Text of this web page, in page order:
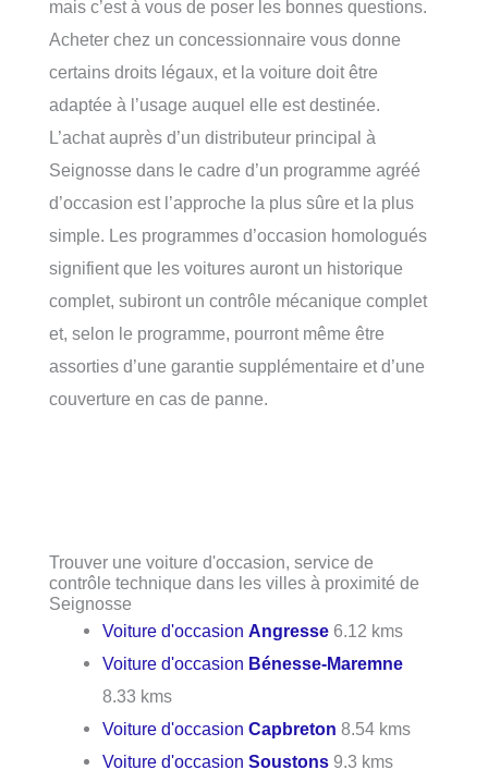
mais c’est à vous de poser les bonnes questions.
Acheter chez un concessionnaire vous donne
certains droits légaux, et la voiture doit être
adaptée à l’usage auquel elle est destinée.
L’achat auprès d’un distributeur principal à
Seignosse dans le cadre d’un programme agréé
d’occasion est l’approche la plus sûre et la plus
simple. Les programmes d’occasion homologués
signifient que les voitures auront un historique
complet, subiront un contrôle mécanique complet
et, selon le programme, pourront même être
assorties d’une garantie supplémentaire et d’une
couverture en cas de panne.
Trouver une voiture d'occasion, service de
contrôle technique dans les villes à proximité de
Seignosse
Voiture d'occasionAngresse 6.12 kms
Voiture d'occasion Bénesse-Maremne
8.33 kms
Voiture d'occasionCapbreton 8.54 kms
Voiture d'occasionSoustons 9.3 kms